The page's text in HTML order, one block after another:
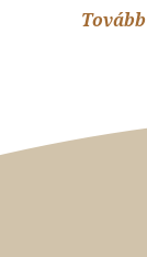
Tovább